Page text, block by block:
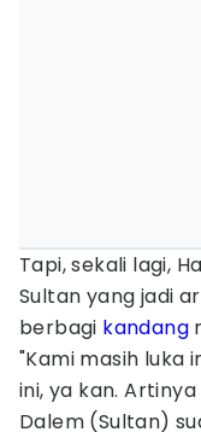
Tapi, sekali lagi,
Sultan yang jadi
berbagi kandang
"Kami masih luka
ini, ya kan.
Dalem (Sultan)